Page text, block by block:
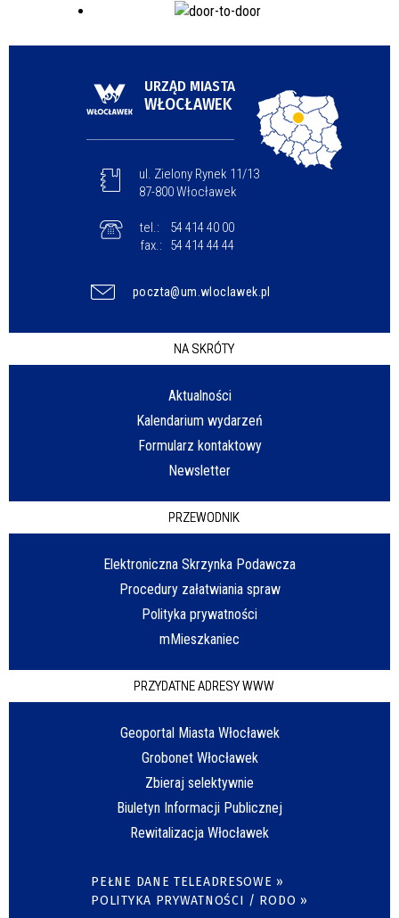
URZĄD MIASTA
WŁOCŁAWEK
ul. Zielony Rynek 11/13
87-800 Włocławek
tel.:
54 414 40 00
fax.:
54 414 44 44
poczta@um.wloclawek.pl
NA SKRÓTY
Aktualności
Kalendarium wydarzeń
Formularz kontaktowy
Newsletter
PRZEWODNIK
Elektroniczna Skrzynka Podawcza
Procedury załatwiania spraw
Polityka prywatności
mMieszkaniec
PRZYDATNE ADRESY WWW
Geoportal Miasta Włocławek
Grobonet Włocławek
Zbieraj selektywnie
Biuletyn Informacji Publicznej
Rewitalizacja Włocławek
PEŁNE DANE TELEADRESOWE »
POLITYKA PRYWATNOŚCI / RODO »